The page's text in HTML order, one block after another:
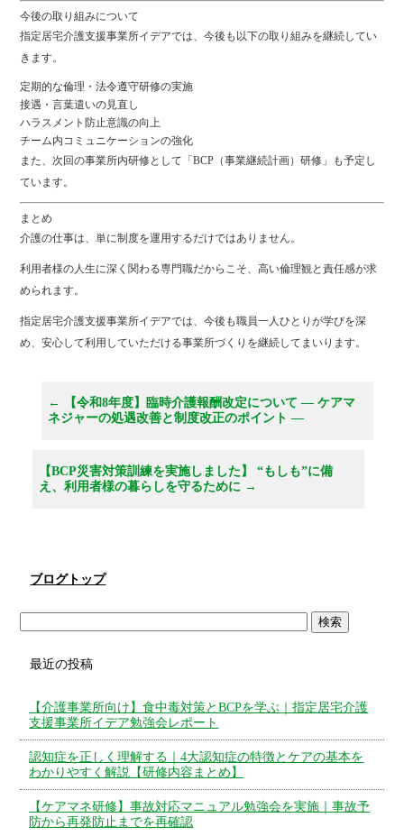
今後の取り組みについて
指定居宅介護支援事業所イデアでは、今後も以下の取り組みを継続してい
きます。
定期的な倫理・法令遵守研修の実施
接遇・言葉遣いの見直し
ハラスメント防止意識の向上
チーム内コミュニケーションの強化
また、次回の事業所内研修として「BCP（事業継続計画）研修」も予定し
ています。
まとめ
介護の仕事は、単に制度を運用するだけではありません。
利用者様の人生に深く関わる専門職だからこそ、高い倫理観と責任感が求
められます。
指定居宅介護支援事業所イデアでは、今後も職員一人ひとりが学びを深
め、安心して利用していただける事業所づくりを継続してまいります。
←
【令和8年度】臨時介護報酬改定について ― ケアマ
ネジャーの処遇改善と制度改正のポイント ―
【BCP災害対策訓練を実施しました】 “もしも”に備
え、利用者様の暮らしを守るために →
ブログトップ
最近の投稿
【介護事業所向け】食中毒対策とBCPを学ぶ｜指定居宅介護
支援事業所イデア勉強会レポート
認知症を正しく理解する｜4大認知症の特徴とケアの基本を
わかりやすく解説【研修内容まとめ】
【ケアマネ研修】事故対応マニュアル勉強会を実施｜事故予
防から再発防止までを再確認